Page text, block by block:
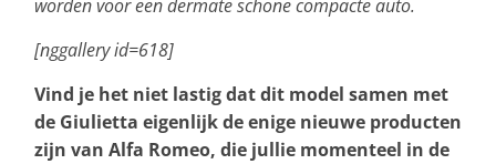
worden voor een dermate schone compacte auto.
[nggallery id=618]
Vind je het niet lastig dat dit model samen met
de Giulietta eigenlijk de enige nieuwe producten
zijn van Alfa Romeo, die jullie momenteel in de